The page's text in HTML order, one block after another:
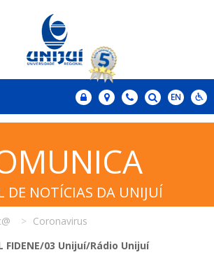
DE NOTÍCIAS DA UNIJUÍ
Coronavirus
FIDENE/03 Unijuí/Rádio Unijuí